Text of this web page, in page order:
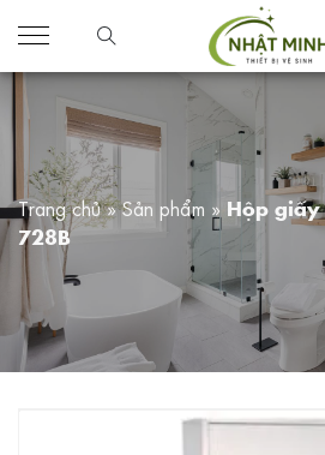
Trang chủ»Sản phẩm » Hộp giấy
728B